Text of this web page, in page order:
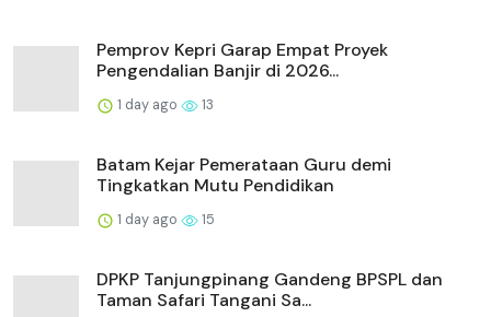
Pemprov Kepri Garap Empat Proyek
Pengendalian Banjir di 2026...
1 day ago 13
Batam Kejar Pemerataan Guru demi
Tingkatkan Mutu Pendidikan
1 day ago 15
DPKP Tanjungpinang Gandeng BPSPL dan
Taman Safari Tangani Sa...